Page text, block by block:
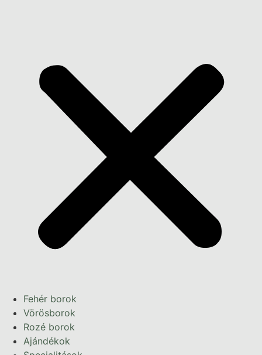
Fehér borok
Vörösborok
Rozé borok
Ajándékok